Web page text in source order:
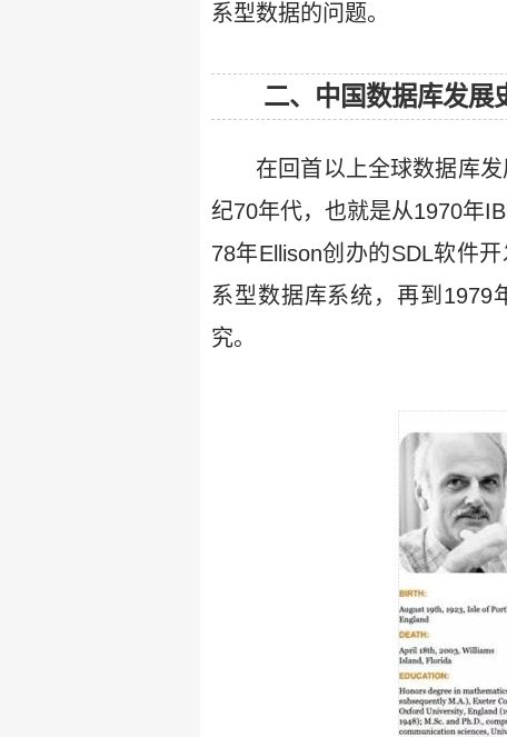
系型数据的问题。
二、中国数据库发展
在回首以上全球数据库
纪70年代，也就是从1970年
78年Ellison创办的SDL软件
系型数据库系统，再到1979
究。